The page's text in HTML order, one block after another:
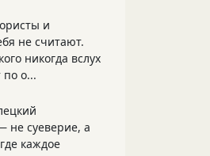
и
не считают.
никогда вслух
по о...
не суеверие, а
каждое